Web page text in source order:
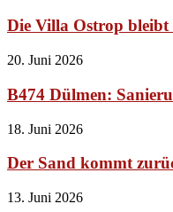
Die Villa Ostrop bleibt
20. Juni 2026
B474 Dülmen:
18. Juni 2026
Der Sand kommt
13. Juni 2026